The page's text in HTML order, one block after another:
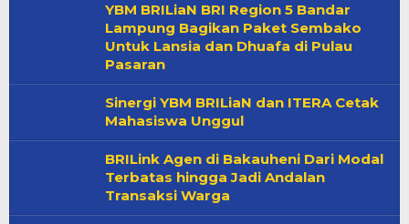
YBM BRILiaN BRI Region 5 Bandar
Lampung Bagikan Paket Sembako
Untuk Lansia dan Dhuafa di Pulau
Pasaran
Sinergi YBM BRILiaN dan ITERA Cetak
Mahasiswa Unggul
BRILink Agen di Bakauheni Dari Modal
Terbatas hingga Jadi Andalan
Transaksi Warga